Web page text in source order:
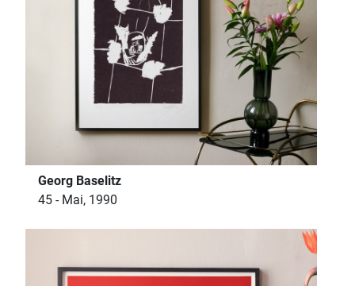
Georg Baselitz
45 - Mai, 1990